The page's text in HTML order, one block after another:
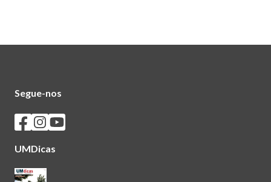
Segue-nos
Seguir os SASUM no Facebook
Seguir os SASUM no Instagram
Seguir os SASUM no Youtube
UMDicas